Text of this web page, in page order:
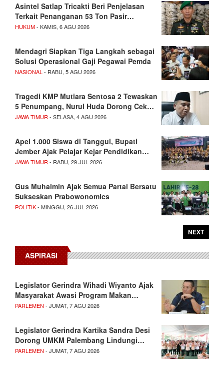
Asintel Satlap Tricakti Beri Penjelasan
Terkait Penanganan 53 Ton Pasir…
HUKUM- KAMIS, 6 AGU 2026
Mendagri Siapkan Tiga Langkah sebagai
Solusi Operasional Gaji Pegawai Pemda
NASIONAL - RABU, 5 AGU 2026
Tragedi KMP Mutiara Sentosa 2 Tewaskan
5 Penumpang, Nurul Huda Dorong Cek…
JAWA TIMUR - SELASA, 4 AGU 2026
Apel 1.000 Siswa di Tanggul, Bupati
Jember Ajak Pelajar Kejar Pendidikan…
JAWA TIMUR - RABU, 29 JUL 2026
Gus Muhaimin Ajak Semua Partai Bersatu
Sukseskan Prabowonomics
POLITIK- MINGGU, 26 JUL 2026
NEXT
ASPIRASI
Legislator Gerindra Wihadi Wiyanto Ajak
Masyarakat Awasi Program Makan…
PARLEMEN - JUMAT, 7 AGU 2026
Legislator Gerindra Kartika Sandra Desi
Dorong UMKM Palembang Lindungi…
PARLEMEN - JUMAT, 7 AGU 2026